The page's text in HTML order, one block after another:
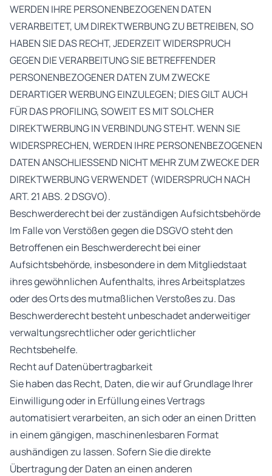
WERDEN IHRE PERSONENBEZOGENEN DATEN
VERARBEITET, UM DIREKTWERBUNG ZU BETREIBEN, SO
HABEN SIE DAS RECHT, JEDERZEIT WIDERSPRUCH
GEGEN DIE VERARBEITUNG SIE BETREFFENDER
PERSONENBEZOGENER DATEN ZUM ZWECKE
DERARTIGER WERBUNG EINZULEGEN; DIES GILT AUCH
FÜR DAS PROFILING, SOWEIT ES MIT SOLCHER
DIREKTWERBUNG IN VERBINDUNG STEHT. WENN SIE
WIDERSPRECHEN, WERDEN IHRE PERSONENBEZOGENEN
DATEN ANSCHLIESSEND NICHT MEHR ZUM ZWECKE DER
DIREKTWERBUNG VERWENDET (WIDERSPRUCH NACH
ART. 21 ABS. 2 DSGVO).
Beschwerderecht bei der zuständigen Aufsichtsbehörde
Im Falle von Verstößen gegen die DSGVO steht den
Betroffenen ein Beschwerderecht bei einer
Aufsichtsbehörde, insbesondere in dem Mitgliedstaat
ihres gewöhnlichen Aufenthalts, ihres Arbeitsplatzes
oder des Orts des mutmaßlichen Verstoßes zu. Das
Beschwerderecht besteht unbeschadet anderweitiger
verwaltungsrechtlicher oder gerichtlicher
Rechtsbehelfe.
Recht auf Datenübertragbarkeit
Sie haben das Recht, Daten, die wir auf Grundlage Ihrer
Einwilligung oder in Erfüllung eines Vertrags
automatisiert verarbeiten, an sich oder an einen Dritten
in einem gängigen, maschinenlesbaren Format
aushändigen zu lassen. Sofern Sie die direkte
Übertragung der Daten an einen anderen